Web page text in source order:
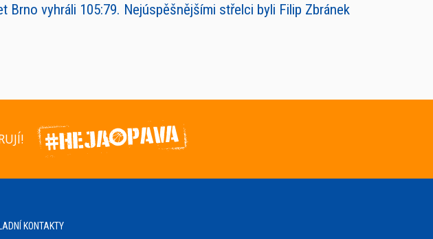
vyhráli 105:79. Nejúspěšnějšími střelci byli Filip Zbránek
KONTAKTY